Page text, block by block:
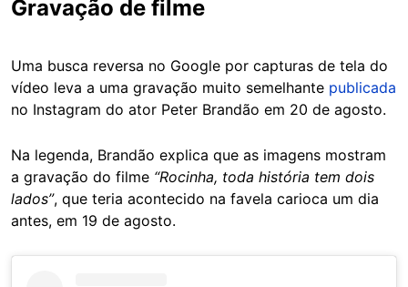
Gravação de filme
Uma busca reversa no Google por capturas de tela do
vídeo leva a uma gravação muito semelhante publicada
no Instagram do ator Peter Brandão em 20 de agosto.
Na legenda, Brandão explica que as imagens mostram
a gravação do filme “Rocinha, toda história tem dois
lados”, que teria acontecido na favela carioca um dia
antes, em 19 de agosto.